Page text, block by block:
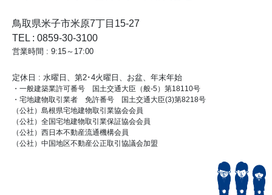
鳥取県米子市米原7丁目15-27
TEL : 0859-30-3100
営業時間 : 9:15～17:00
定休日 : 水曜日、第2･4火曜日、お盆、年末年始
・一般建築業許可番号 国土交通大臣（般-5）第18110号
・宅地建物取引業者 免許番号 国土交通大臣(3)第8218号
（公社）島根県宅地建物取引業協会会員
（公社）全国宅地建物取引業保証協会会員
（公社）西日本不動産流通機構会員
（公社）中国地区不動産公正取引協議会加盟